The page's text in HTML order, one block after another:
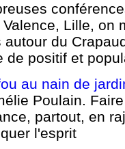
Lille, on
autour du
de positif et
au nain de
Poulain.
partout, en
l'esprit